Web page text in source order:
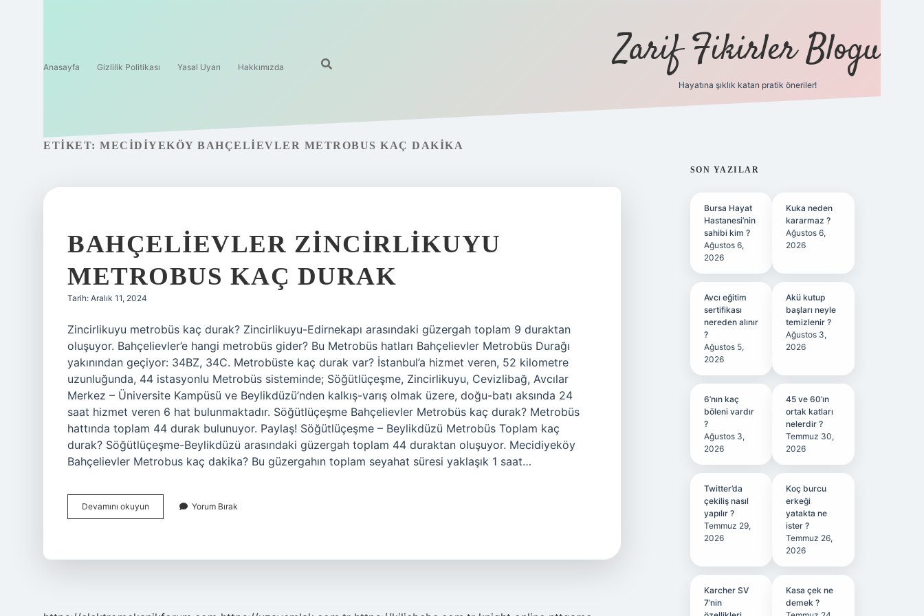
Anasayfa Gizlilik Politikası Yasal Uyarı Hakkımızda Zarif Fikirler Blogu
Hayatına şıklık katan pratik öneriler!
ETIKET: MECIDIYEKÖY BAHÇELIEVLER METROBUS KAÇ DAKIKA
BAHÇELIEVLER ZINCIRLIKUYU
METROBUS KAÇ DURAK
Tarih: Aralık 11, 2024
Zincirlikuyu metrobüs kaç durak? Zincirlikuyu-Edirnekapı arasındaki güzergah toplam 9 duraktan
oluşuyor. Bahçelievler’e hangi metrobüs gider? Bu Metrobüs hatları Bahçelievler Metrobüs Durağı
yakınından geçiyor: 34BZ, 34C. Metrobüste kaç durak var? İstanbul’a hizmet veren, 52 kilometre
uzunluğunda, 44 istasyonlu Metrobüs sisteminde; Söğütlüçeşme, Zincirlikuyu, Cevizlibağ, Avcılar
Merkez – Üniversite Kampüsü ve Beylikdüzü’nden kalkış-varış olmak üzere, doğu-batı aksında 24
saat hizmet veren 6 hat bulunmaktadır. Söğütlüçeşme Bahçelievler Metrobüs kaç durak? Metrobüs
hattında toplam 44 durak bulunuyor. Paylaş! Söğütlüçeşme – Beylikdüzü Metrobüs Toplam kaç
durak? Söğütlüçeşme-Beylikdüzü arasındaki güzergah toplam 44 duraktan oluşuyor. Mecidiyeköy
Bahçelievler Metrobus kaç dakika? Bu güzergahın toplam seyahat süresi yaklaşık 1 saat…
Devamını okuyun Bahçelievler
Zincirlikuyu
Yorum Bırak
SIDEBAR
SON YAZILAR
Bursa Hayat
Hastanesi’nin
sahibi kim ?
Ağustos 6,
2026
Kuka neden
kararmaz ?
Ağustos 6,
2026
Avcı eğitim
sertifikası
nereden alınır
?
Ağustos 5,
2026
Akü kutup
başları neyle
temizlenir ?
Ağustos 3,
2026
6’nın kaç
böleni vardır
?
Ağustos 3,
2026
45 ve 60’ın
ortak katları
nelerdir ?
Temmuz 30,
2026
Twitter’da
çekiliş nasıl
yapılır ?
Temmuz 29,
2026
Koç burcu
erkeği
yatakta ne
ister ?
Temmuz 26,
2026
Karcher SV
7’nin
Kasa çek ne
demek ?